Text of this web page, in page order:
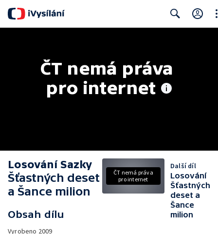
ČT nemá práva
pro internet
Losování Sazky
Šťastných deset
a Šance milion
Obsah dílu
Vyrobeno 2009
ČT nemá práva
pro internet
Další díl
Losování
Šťastných
deset a
Šance
milion